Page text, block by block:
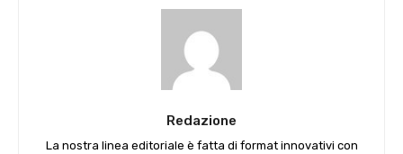
Redazione
La nostra linea editoriale è fatta di format innovativi con